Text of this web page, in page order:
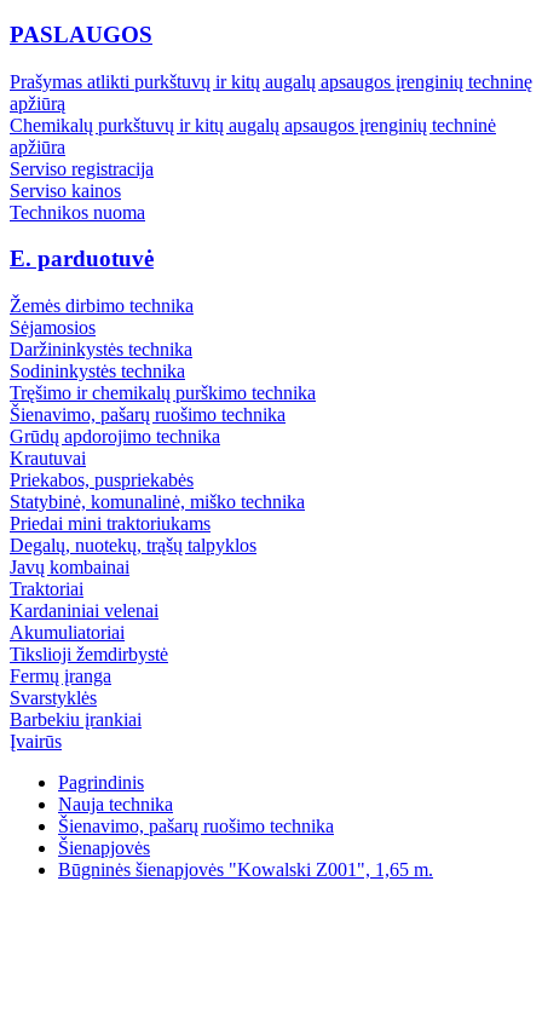
PASLAUGOS
Prašymas atlikti purkštuvų ir kitų augalų apsaugos įrenginių techninę
apžiūrą
Chemikalų purkštuvų ir kitų augalų apsaugos įrenginių techninė
apžiūra
Serviso registracija
Serviso kainos
Technikos nuoma
E. parduotuvė
Žemės dirbimo technika
Sėjamosios
Daržininkystės technika
Sodininkystės technika
Tręšimo ir chemikalų purškimo technika
Šienavimo, pašarų ruošimo technika
Grūdų apdorojimo technika
Krautuvai
Priekabos, puspriekabės
Statybinė, komunalinė, miško technika
Priedai mini traktoriukams
Degalų, nuotekų, trąšų talpyklos
Javų kombainai
Traktoriai
Kardaniniai velenai
Akumuliatoriai
Tikslioji žemdirbystė
Fermų įranga
Svarstyklės
Barbekiu įrankiai
Įvairūs
Pagrindinis
Nauja technika
Šienavimo, pašarų ruošimo technika
Šienapjovės
Būgninės šienapjovės "Kowalski Z001", 1,65 m.